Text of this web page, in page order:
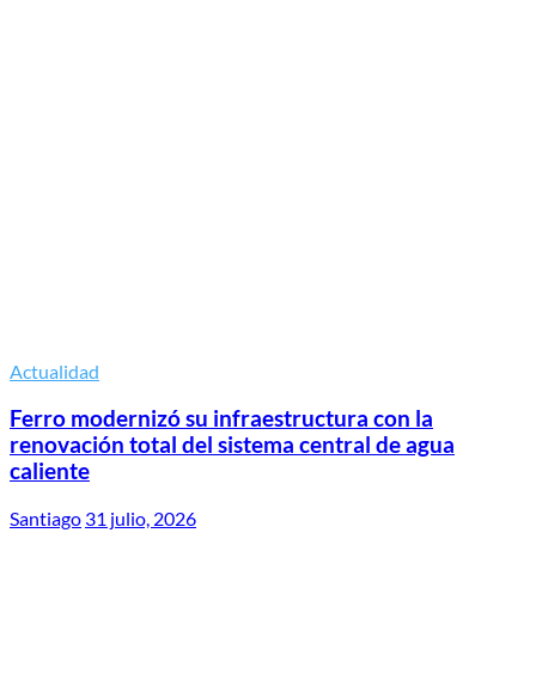
Actualidad
Ferro modernizó su infraestructura con la
renovación total del sistema central de agua
caliente
Santiago 31 julio, 2026